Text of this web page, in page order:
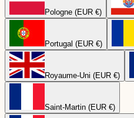
Pologne (EUR €)
Portugal (EUR €)
Royaume-Uni (EUR €)
Saint-Martin (EUR €)